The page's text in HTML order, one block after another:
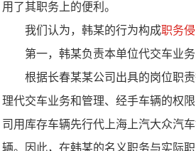
用了其职务上的便利。
我们认为，韩某的行为构成职务
第一，韩某负责本单位代交车业务
根据长春某某公司出具的岗位职责
理代交车业务和管理、经手车辆的权
司用库存车辆先行代上海上汽大众汽
辆。因此，在韩某的名义职务与实际